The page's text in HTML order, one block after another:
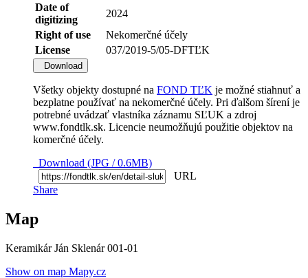
Date of
digitizing
2024
Right of use
Nekomerčné účely
License
037/2019-5/05-DFTĽK
Download
Všetky objekty dostupné na FOND TĽK je možné stiahnuť a
bezplatne používať na nekomerčné účely. Pri ďalšom šírení je
potrebné uvádzať vlastníka záznamu SĽUK a zdroj
www.fondtlk.sk. Licencie neumožňujú použitie objektov na
komerčné účely.
Download (JPG / 0.6MB)
URL
Share
Map
Keramikár Ján Sklenár 001-01
Show on map Mapy.cz